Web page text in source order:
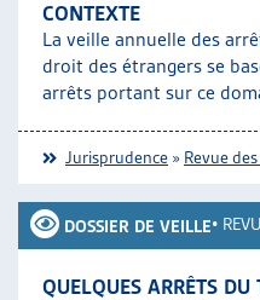
CONTEXTE
La veille annuelle des
droit des étrangers se
arrêts portant sur ce
Jurisprudence » Revue
DOSSIER DE VEILLE•
QUELQUES ARRÊTS